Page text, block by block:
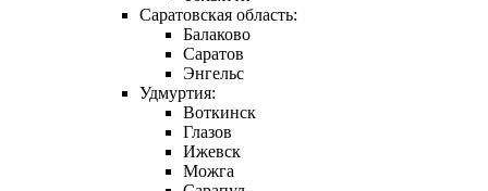
Саратовская область:
Балаково
Саратов
Энгельс
Удмуртия:
Воткинск
Глазов
Ижевск
Можга